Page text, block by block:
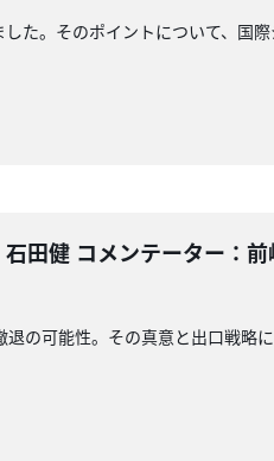
た。そのポイントについて、国
田健 コメンテーター：
の可能性。その真意と出口戦略